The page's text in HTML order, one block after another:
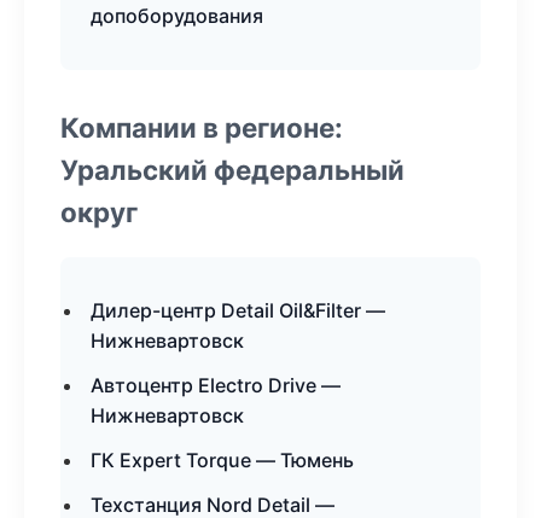
допоборудования
Компании в регионе:
Уральский федеральный
округ
Дилер-центр Detail Oil&Filter —
Нижневартовск
Автоцентр Electro Drive —
Нижневартовск
ГК Expert Torque — Тюмень
Техстанция Nord Detail —